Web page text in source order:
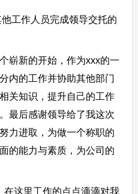
作人员完成领导交托的
新的开始，作为xxx的一
内的工作并协助其他部门
关知识，提升自己的工作
最后感谢领导给了我这次
力进取，为做一个称职的
的能力与素质，为公司的
这里工作的点点滴滴对我